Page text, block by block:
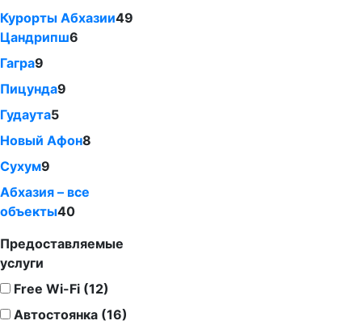
Курорты Абхазии49
Цандрипш6
Гагра9
Пицунда9
Гудаута5
Новый Афон8
Сухум9
Абхазия – все
объекты40
Предоставляемые
услуги
Free Wi-Fi (12)
Автостоянка (16)